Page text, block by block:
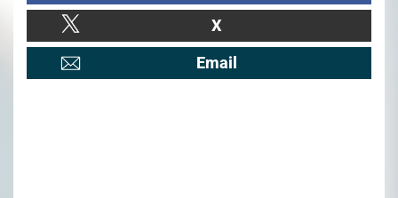
X
Email